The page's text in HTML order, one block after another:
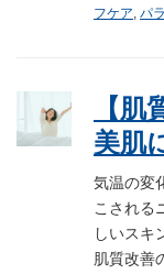
フケア, パ
【
美肌
気温の変
こされる
しいスキ
肌質改善